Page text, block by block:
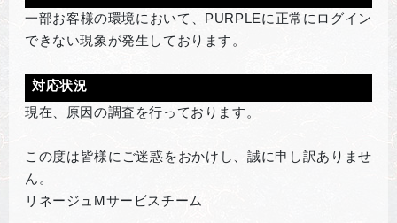
一部お客様の環境において、PURPLEに正常にログイン
できない現象が発生しております。
対応状況
現在、原因の調査を行っております。
この度は皆様にご迷惑をおかけし、誠に申し訳ありませ
ん。
リネージュMサービスチーム